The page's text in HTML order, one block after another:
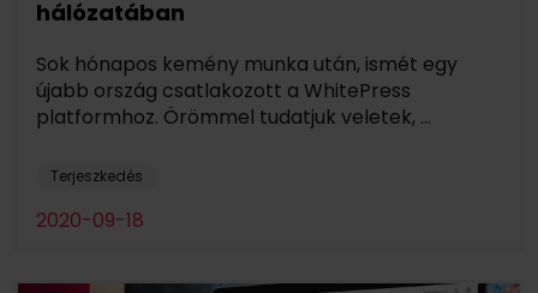
hálózatában
Sok hónapos kemény munka után, ismét egy
újabb ország csatlakozott a WhitePress
platformhoz. Örömmel tudatjuk veletek, ...
Terjeszkedés
2020-09-18